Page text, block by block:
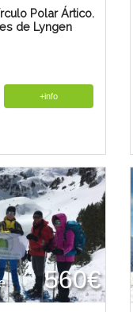
Polar Ártico.
de Lyngen
+info
560€